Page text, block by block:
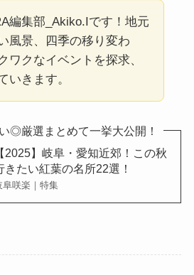
編集部_Akiko.Iです！地元
風景、四季の移り変わ
ワクなイベントを探求、
いきます。
◎厳選まとめて一挙大公開！
【2025】岐阜・愛知近郊！この秋
きたい紅葉の名所22選！
阜咲楽｜特集